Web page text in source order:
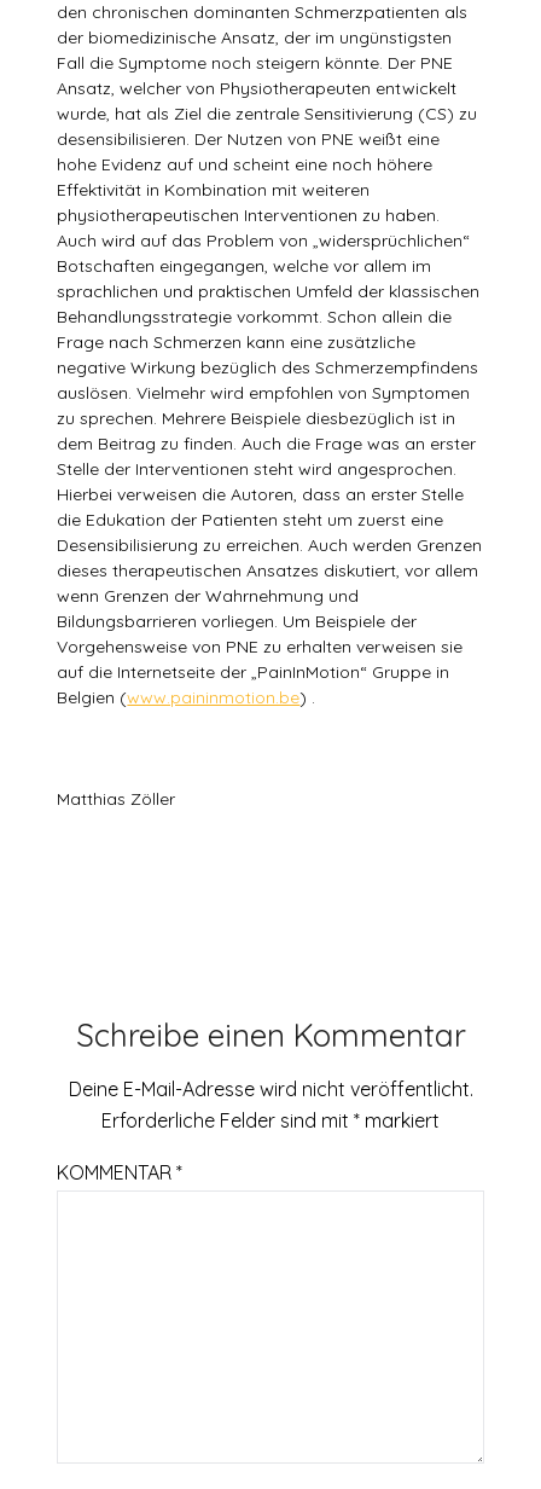
den chronischen dominanten Schmerzpatienten als
der biomedizinische Ansatz, der im ungünstigsten
Fall die Symptome noch steigern könnte. Der PNE
Ansatz, welcher von Physiotherapeuten entwickelt
wurde, hat als Ziel die zentrale Sensitivierung (CS) zu
desensibilisieren. Der Nutzen von PNE weißt eine
hohe Evidenz auf und scheint eine noch höhere
Effektivität in Kombination mit weiteren
physiotherapeutischen Interventionen zu haben.
Auch wird auf das Problem von „widersprüchlichen“
Botschaften eingegangen, welche vor allem im
sprachlichen und praktischen Umfeld der klassischen
Behandlungsstrategie vorkommt. Schon allein die
Frage nach Schmerzen kann eine zusätzliche
negative Wirkung bezüglich des Schmerzempfindens
auslösen. Vielmehr wird empfohlen von Symptomen
zu sprechen. Mehrere Beispiele diesbezüglich ist in
dem Beitrag zu finden. Auch die Frage was an erster
Stelle der Interventionen steht wird angesprochen.
Hierbei verweisen die Autoren, dass an erster Stelle
die Edukation der Patienten steht um zuerst eine
Desensibilisierung zu erreichen. Auch werden Grenzen
dieses therapeutischen Ansatzes diskutiert, vor allem
wenn Grenzen der Wahrnehmung und
Bildungsbarrieren vorliegen. Um Beispiele der
Vorgehensweise von PNE zu erhalten verweisen sie
auf die Internetseite der „PainInMotion“ Gruppe in
Belgien (www.paininmotion.be) .
Matthias Zöller
Schreibe einen Kommentar
Deine E-Mail-Adresse wird nicht veröffentlicht.
Erforderliche Felder sind mit * markiert
KOMMENTAR*